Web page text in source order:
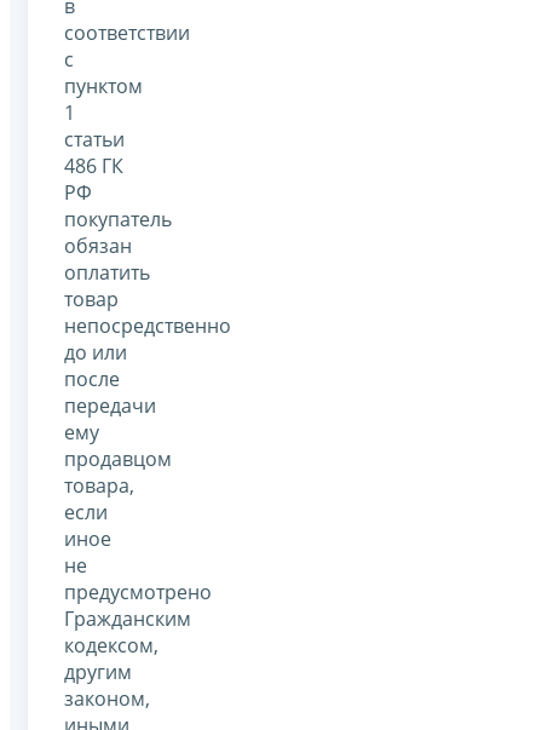
в
соответствии
с
пунктом
1
статьи
486 ГК
РФ
покупатель
обязан
оплатить
товар
непосредственно
до или
после
передачи
ему
продавцом
товара,
если
иное
не
предусмотрено
Гражданским
кодексом,
другим
законом,